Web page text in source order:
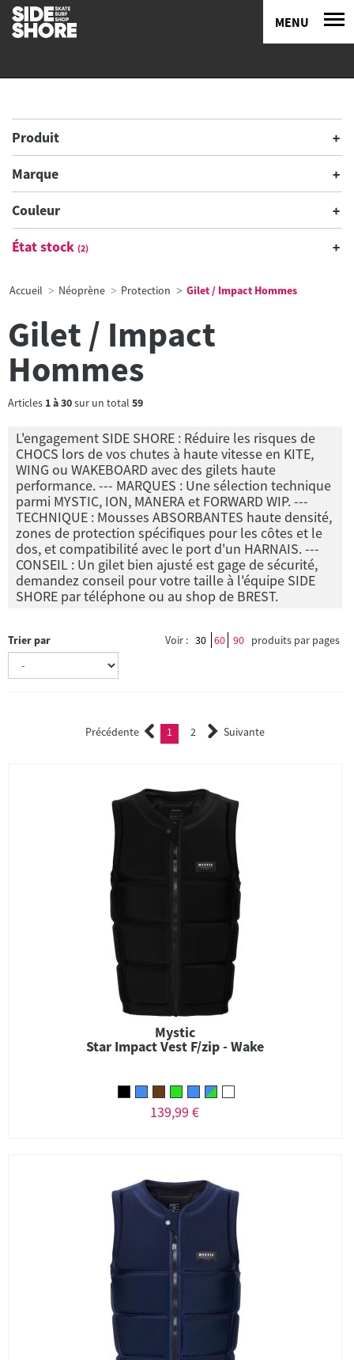
MENU
Produit
Marque
Couleur
État stock (2)
Accueil Néoprène Protection Gilet / Impact Hommes
Gilet / Impact
Hommes
Articles 1à30sur un total 59
L'engagement SIDE SHORE : Réduire les risques de
CHOCS lors de vos chutes à haute vitesse en KITE,
WING ou WAKEBOARD avec des gilets haute
performance. --- MARQUES : Une sélection technique
parmi MYSTIC, ION, MANERA et FORWARD WIP. ---
TECHNIQUE : Mousses ABSORBANTES haute densité,
zones de protection spécifiques pour les côtes et le
dos, et compatibilité avec le port d'un HARNAIS. ---
CONSEIL : Un gilet bien ajusté est gage de sécurité,
demandez conseil pour votre taille à l'équipe SIDE
SHORE par téléphone ou au shop de BREST.
Trier par Voir : 30 60 90 produits par pages
Précédente 1 (current)
2 Suivante
Mystic
Star Impact Vest F/zip - Wake
139,99 €